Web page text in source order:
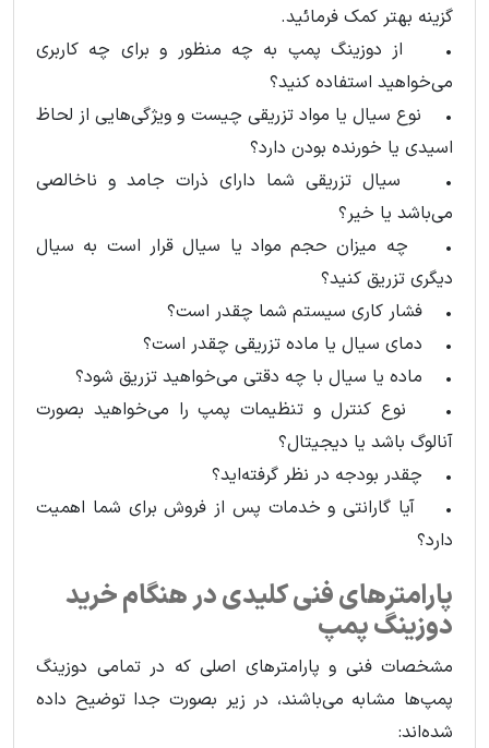
گزینه بهتر کمک فرمائید.
• از دوزینگ پمپ به چه منظور و برای چه کاربری
می‌خواهید استفاده کنید؟
• نوع سیال یا مواد تزریقی چیست و ویژگی‌هایی از لحاظ
اسیدی یا خورنده بودن دارد؟
• سیال تزریقی شما دارای ذرات جامد و ناخالصی
می‌باشد یا خیر؟
• چه میزان حجم مواد یا سیال قرار است به سیال
دیگری تزریق کنید؟
• فشار کاری سیستم شما چقدر است؟
• دمای سیال یا ماده تزریقی چقدر است؟
• ماده یا سیال با چه دقتی می‌خواهید تزریق شود؟
• نوع کنترل و تنظیمات پمپ را می‌خواهید بصورت
آنالوگ باشد یا دیجیتال؟
• چقدر بودجه در نظر گرفته‌اید؟
• آیا گارانتی و خدمات پس از فروش برای شما اهمیت
دارد؟
پارامترهای فنی کلیدی در هنگام خرید
دوزینگ پمپ
مشخصات فنی و پارامترهای اصلی که در تمامی دوزینگ
پمپ‌ها مشابه می‌باشند، در زیر بصورت جدا توضیح داده
شده‌اند: